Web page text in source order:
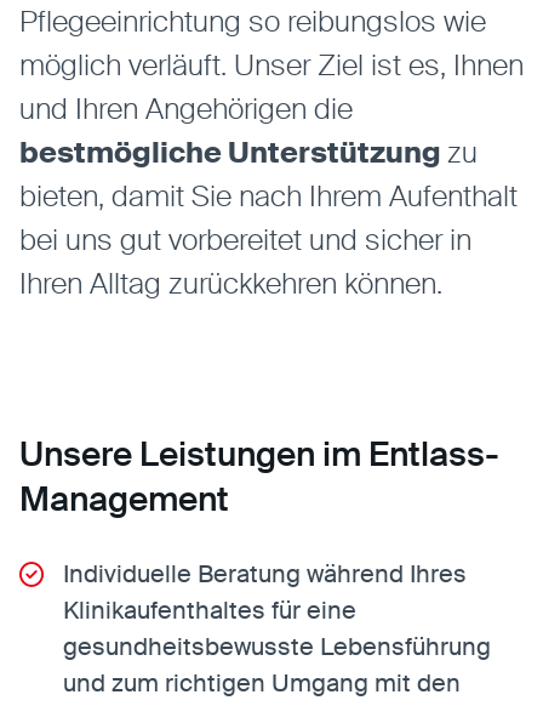
Pflegeeinrichtung so reibungslos wie
möglich verläuft. Unser Ziel ist es, Ihnen
und Ihren Angehörigen die
bestmögliche Unterstützungzu
bieten, damit Sie nach Ihrem Aufenthalt
bei uns gut vorbereitet und sicher in
Ihren Alltag zurückkehren können.
Unsere Leistungen im Entlass-
Management
Individuelle Beratung während Ihres
Klinikaufenthaltes für eine
gesundheitsbewusste Lebensführung
und zum richtigen Umgang mit den